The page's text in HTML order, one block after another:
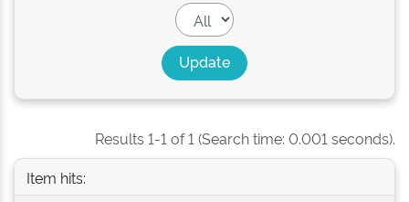
Results 1-1 of 1 (Search time: 0.001 seconds).
Item hits: